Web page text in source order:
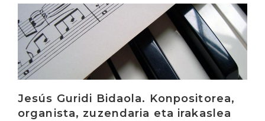
Jesús Guridi Bidaola. Konpositorea,
organista, zuzendaria eta irakaslea